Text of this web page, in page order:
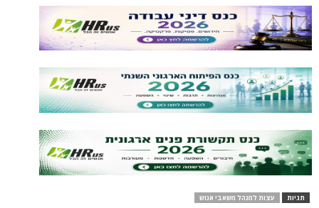
תגיות עצות למנהל משאבי אנוש